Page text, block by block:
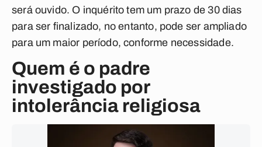
será ouvido. O inquérito tem um prazo de 30 dias
para ser finalizado, no entanto, pode ser ampliado
para um maior período, conforme necessidade.
Quem é o padre
investigado por
intolerância religiosa